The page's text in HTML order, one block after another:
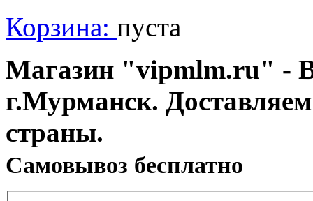
Корзина: пуста
Магазин "vipmlm.ru" -
г.Мурманск.
страны.
Cамовывоз бесплатно